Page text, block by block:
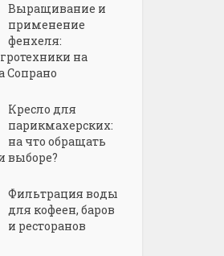
Выращивание и
применение
фенхеля:
на
Сопрано
Кресло для
парикмахерских:
на что обращать
выборе?
Фильтрация воды
для кофеен, баров
и ресторанов